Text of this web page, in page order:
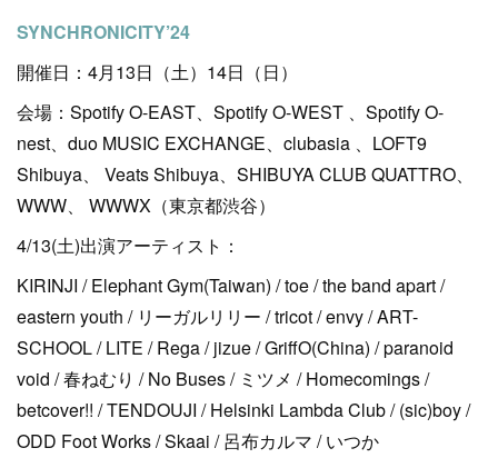
SYNCHRONICITY’24
開催日：4月13日（土）14日（日）
会場：Spotify O-EAST、Spotify O-WEST 、Spotify O-
nest、duo MUSIC EXCHANGE、clubasia 、LOFT9
Shibuya、 Veats Shibuya、SHIBUYA CLUB QUATTRO、
WWW、 WWWX（東京都渋谷）
4/13(土)出演アーティスト：
KIRINJI / Elephant Gym(Taiwan) / toe / the band apart /
eastern youth / リーガルリリー / tricot / envy / ART-
SCHOOL / LITE / Rega / jizue / GriffO(China) / paranoid
void / 春ねむり / No Buses / ミツメ / Homecomings /
betcover!! / TENDOUJI / Helsinki Lambda Club / (sic)boy /
ODD Foot Works / Skaai / 呂布カルマ / いつか